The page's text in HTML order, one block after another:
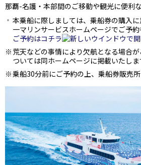
那覇-名護・本部間のご移動や観光に便利
本乗船に際しましては、乗船券の購入
一マリンサービスホームページでご予
ご予約はコチラ
荒天などの事情により欠航となる場合
ついては同ホームページに掲載いたしま
乗船30分前にご予約の上、乗船券販売所